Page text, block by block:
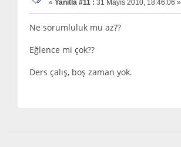
« Yanıtla #11 : 31 Mayıs 2010, 18:46:06 »
Ne sorumluluk mu az??
Eğlence mi çok??
Ders çalış, boş zaman yok.